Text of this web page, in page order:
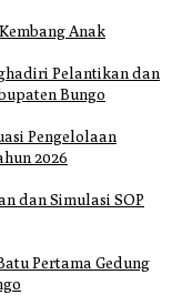
Anak
Pelantikan dan
Bungo
Pengelolaan
2026
dan Simulasi SOP
Pertama Gedung